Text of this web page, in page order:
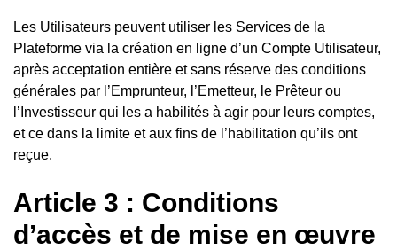
Les Utilisateurs peuvent utiliser les Services de la
Plateforme via la création en ligne d’un Compte Utilisateur,
après acceptation entière et sans réserve des conditions
générales par l’Emprunteur, l’Emetteur, le Prêteur ou
l’Investisseur qui les a habilités à agir pour leurs comptes,
et ce dans la limite et aux fins de l’habilitation qu’ils ont
reçue.
Article 3 : Conditions
d’accès et de mise en œuvre